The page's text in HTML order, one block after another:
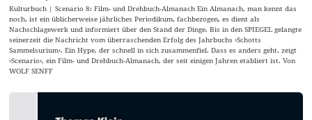
Kulturbuch | Scenario 8: Film- und Drehbuch-Almanach Ein Almanach, man kennt das
noch, ist ein üblicherweise jährliches Periodikum, fachbezogen, es dient als
Nachschlagewerk und informiert über den Stand der Dinge. Bis in den SPIEGEL gelangte
seinerzeit die Nachricht vom überraschenden Erfolg des Jahrbuchs ›Schotts
Sammelsurium‹. Ein Hype, der schnell in sich zusammenfiel. Dass es anders geht, zeigt
›Scenario‹, ein Film- und Drehbuch-Almanach, der seit einigen Jahren etabliert ist. Von
WOLF SENFF